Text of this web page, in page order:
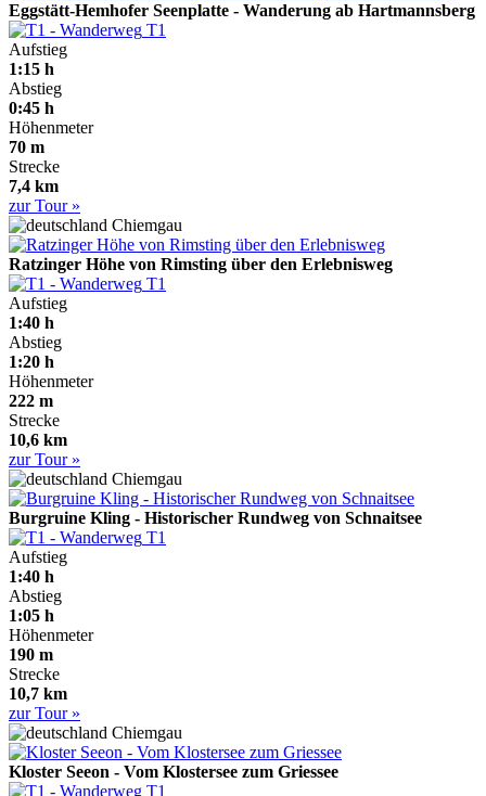
Eggstätt-Hemhofer Seenplatte - Wanderung ab Hartmannsberg
T1
Aufstieg
1:15 h
Abstieg
0:45 h
Höhenmeter
70 m
Strecke
7,4 km
zur Tour »
Chiemgau
Ratzinger Höhe von Rimsting über den Erlebnisweg
T1
Aufstieg
1:40 h
Abstieg
1:20 h
Höhenmeter
222 m
Strecke
10,6 km
zur Tour »
Chiemgau
Burgruine Kling - Historischer Rundweg von Schnaitsee
T1
Aufstieg
1:40 h
Abstieg
1:05 h
Höhenmeter
190 m
Strecke
10,7 km
zur Tour »
Chiemgau
Kloster Seeon - Vom Klostersee zum Griessee
T1